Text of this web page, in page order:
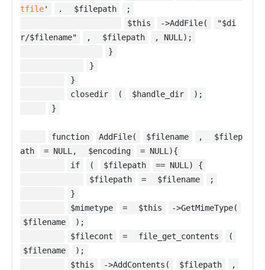
tfile' . $filepath
;
$this
->AddFile(
"$di
r/$filename"
, $filepath
, NULL);
}
}
}
closedir
( $handle_dir
);
}
function AddFile( $filename ,
$filep
ath
= NULL, $encoding
= NULL){
if
( $filepath
== NULL) {
$filepath
= $filename
;
}
$mimetype
= $this
->GetMimeType(
$filename
);
$filecont
= file_get_contents
(
$filename
);
$this
->AddContents( $filepath
,